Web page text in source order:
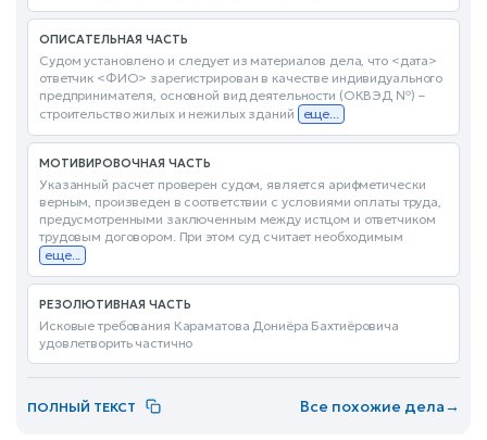
ОПИСАТЕЛЬНАЯ ЧАСТЬ
Судом установлено и следует из материалов дела, что <дата>
ответчик <ФИО> зарегистрирован в качестве индивидуального
предпринимателя, основной вид деятельности (ОКВЭД №) –
строительство жилых и нежилых зданий
еще...
МОТИВИРОВОЧНАЯ ЧАСТЬ
Указанный расчет проверен судом, является арифметически
верным, произведен в соответствии с условиями оплаты труда,
предусмотренными заключенным между истцом и ответчиком
трудовым договором. При этом суд считает необходимым
еще...
РЕЗОЛЮТИВНАЯ ЧАСТЬ
Исковые требования Караматова Дониёра Бахтиёровича
удовлетворить частично
ПОЛНЫЙ ТЕКСТ Все похожие дела→